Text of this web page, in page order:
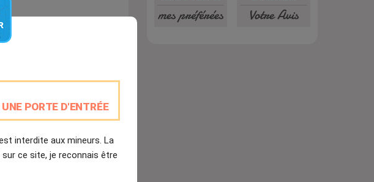
PORTE D'ENTRÉE
interdite aux mineurs. La
ce site, je reconnais être
Août 2026.
mes préférées Votre Avis